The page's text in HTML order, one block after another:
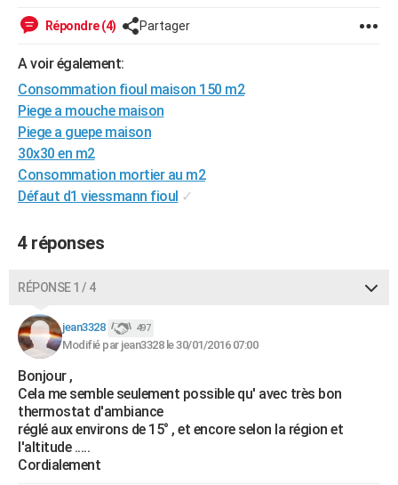
BONS PLANS
CARTE DE VOEUX
Carte de Noël
Carte Bonne année
Carte Saint-Valentin
Carte Pâques
Carte d'anniversaire
DICTIONNAIRE
Dictionnaire
Biographies
Citations
Expressions
Proverbes
PROGRAMME TV
COPAINS D'AVANT
S'inscrire
Se connecter
Lycées
Collèges
Primaires
Universités
Entreprises
Service militaire
Avis de recherche
AVIS DE DÉCÈS
FORUM
Répondre (4) Partager
A voir également:
Consommation fioul maison 150 m2
Piege a mouche maison
Piege a guepe maison
30x30 en m2
Consommation mortier au m2
Défaut d1 viessmann fioul ✓
4 réponses
RÉPONSE 1 / 4
jean3328 497
Modifié par jean3328 le 30/01/2016 07:00
Bonjour ,
Cela me semble seulement possible qu' avec très bon
thermostat d'ambiance
réglé aux environs de 15° , et encore selon la région et
l'altitude .....
Cordialement